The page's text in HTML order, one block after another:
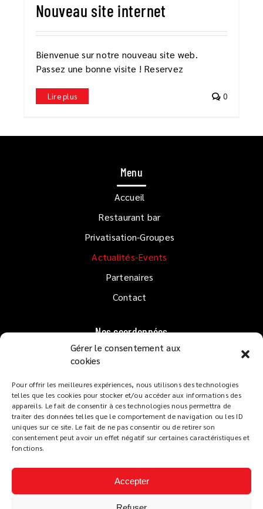
Gérer le consentement aux
cookies
Pour offrir les meilleures expériences, nous utilisons des technologies
telles que les cookies pour stocker et/ou accéder aux informations des
appareils. Le fait de consentir à ces technologies nous permettra de
traiter des données telles que le comportement de navigation ou les ID
uniques sur ce site. Le fait de ne pas consentir ou de retirer son
consentement peut avoir un effet négatif sur certaines caractéristiques et
fonctions.
Accepter
Nouveau site internet
Bienvenue sur notre nouveau site web.
Passez une bonne visite ! Reservez
Lire plus 0
Menu
Accueil
Restaurant bar
Privatisation-Groupes
Actualités-Events
Partenaires
Contact
Nos coordonnées
1er étage QUAI GOSLAR
33120 ARCACHON
Lundi au Dimanchede 10h à 02h
Service restaurant :
De 12h à 14h et de 19h à 22h
Tapas dès 18h